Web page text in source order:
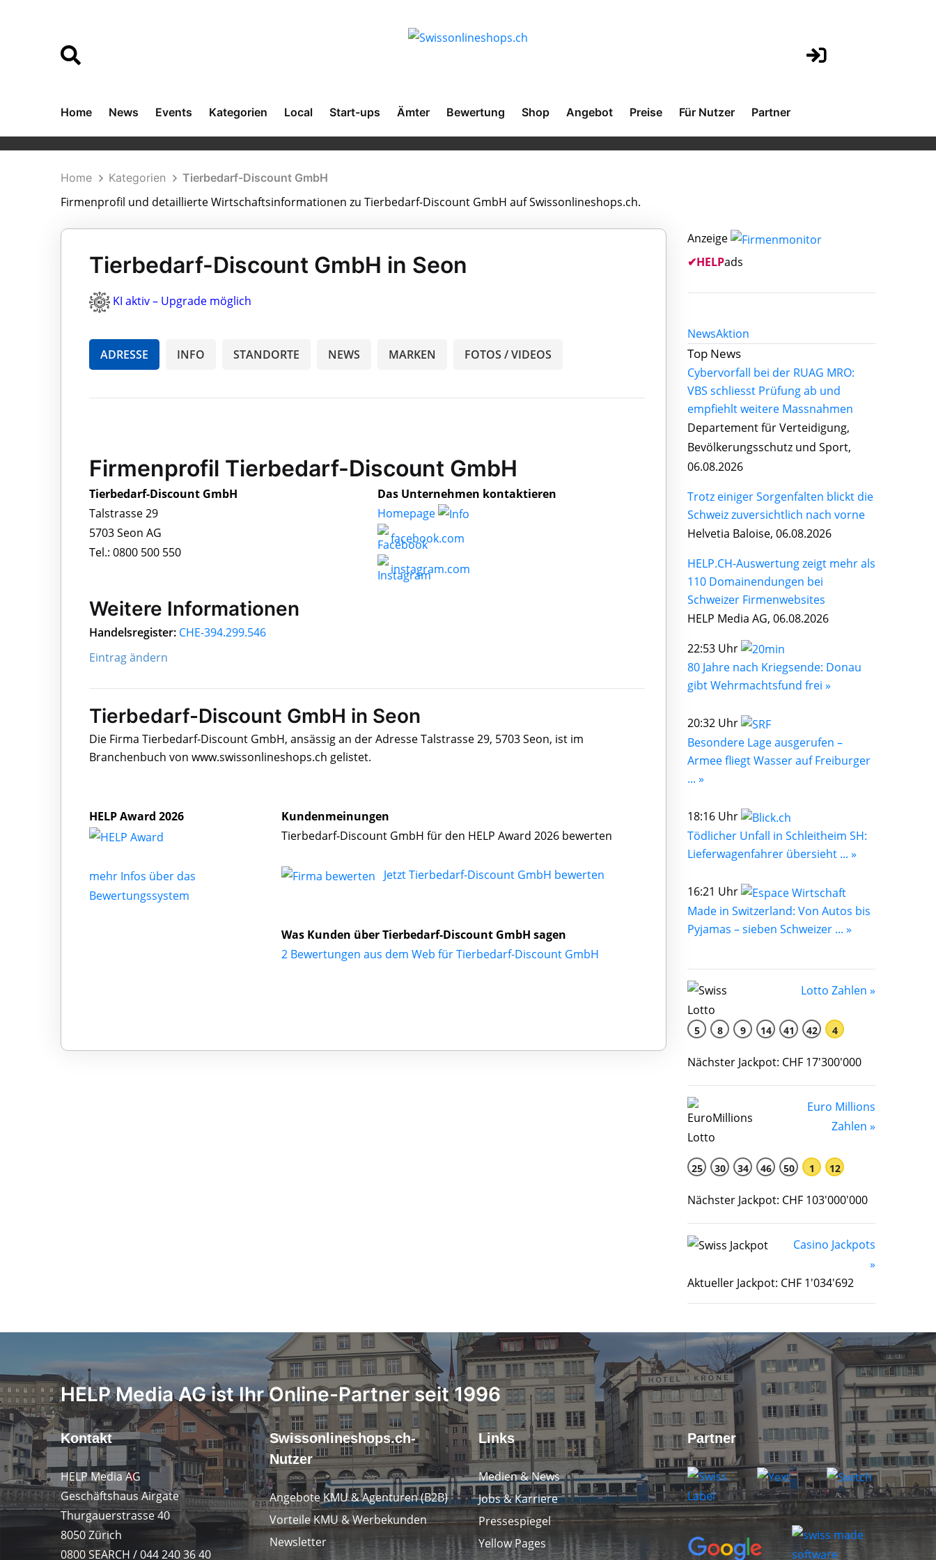
Home News Events Kategorien Local Start-ups Ämter Bewertung Shop Angebot Preise Für Nutzer Partner
Home Kategorien Tierbedarf-Discount GmbH
Firmenprofil und detaillierte Wirtschaftsinformationen zu Tierbedarf-Discount GmbH auf Swissonlineshops.ch.
Tierbedarf-Discount GmbH in Seon
KI aktiv – Upgrade möglich
ADRESSE INFO STANDORTE NEWS MARKEN FOTOS / VIDEOS
Firmenprofil Tierbedarf-Discount GmbH
Tierbedarf-Discount GmbH
Talstrasse 29
5703 Seon AG
Tel.: 0800 500 550
Das Unternehmen kontaktieren
Homepage
facebook.com
instagram.com
Weitere Informationen
Handelsregister: CHE-394.299.546
Eintrag ändern
Tierbedarf-Discount GmbH in Seon
Die Firma Tierbedarf-Discount GmbH, ansässig an der Adresse Talstrasse 29, 5703 Seon, ist im
Branchenbuch von www.swissonlineshops.ch gelistet.
HELP Award 2026
mehr Infos über das
Bewertungssystem
Kundenmeinungen
Tierbedarf-Discount GmbH für den HELP Award 2026 bewerten
Jetzt Tierbedarf-Discount GmbH bewerten
Was Kunden über Tierbedarf-Discount GmbH sagen
2 Bewertungen aus dem Web für Tierbedarf-Discount GmbH
Anzeige
✔HELPads
NewsAktion
Top News
Cybervorfall bei der RUAG MRO:
VBS schliesst Prüfung ab und
empfiehlt weitere Massnahmen
Departement für Verteidigung,
Bevölkerungsschutz und Sport,
06.08.2026
Trotz einiger Sorgenfalten blickt die
Schweiz zuversichtlich nach vorne
Helvetia Baloise, 06.08.2026
HELP.CH-Auswertung zeigt mehr als
110 Domainendungen bei
Schweizer Firmenwebsites
HELP Media AG, 06.08.2026
22:53 Uhr
80 Jahre nach Kriegsende: Donau
gibt Wehrmachtsfund frei »
20:32 Uhr
Besondere Lage ausgerufen –
Armee fliegt Wasser auf Freiburger
... »
18:16 Uhr
Tödlicher Unfall in Schleitheim SH:
Lieferwagenfahrer übersieht ... »
16:21 Uhr
Made in Switzerland: Von Autos bis
Pyjamas – sieben Schweizer ... »
Lotto Zahlen »
5 8 9 14 41 42 4
Nächster Jackpot: CHF 17'300'000
Euro Millions
Zahlen »
25 30 34 46 50 1 12
Nächster Jackpot: CHF 103'000'000
Casino Jackpots
»
Aktueller Jackpot: CHF 1'034'692
HELP Media AG ist Ihr Online-Partner seit 1996
Kontakt
HELP Media AG
Geschäftshaus Airgate
Thurgauerstrasse 40
8050 Zürich
0800 SEARCH / 044 240 36 40
Swissonlineshops.ch-
Nutzer
Angebote KMU & Agenturen (B2B)
Vorteile KMU & Werbekunden
Newsletter
Links
Medien & News
Jobs & Karriere
Pressespiegel
Yellow Pages
Partner